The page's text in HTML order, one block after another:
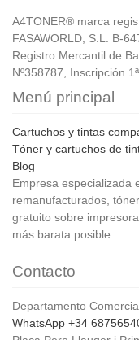
A4TONER® marca
FASAWORLD, S.L. B-
Registro Mercantil de
Nº358787, Inscripción 1ª
Menú principal
Cartuchos y tintas
Tóner y cartuchos de
Blog
Empresa especializada
remanufacturados,
gratuito sobre
más barata posible.
Contacto
Departamento
WhatsApp +34